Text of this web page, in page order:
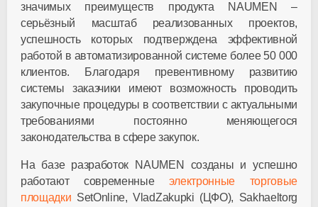
значимых преимуществ продукта
NAUMEN
–
серьёзный масштаб реализованных проектов,
успешность которых подтверждена эффективной
работой в автоматизированной системе более 50 000
клиентов. Благодаря превентивному развитию
системы заказчики имеют возможность проводить
закупочные процедуры в соответствии с актуальными
требованиями постоянно меняющегося
законодательства в сфере закупок.
На базе разработок NAUMEN
созданы и успешно
работают современные электронные торговые
площадки SetOnline, VladZakupki (ЦФО), Sakhaeltorg